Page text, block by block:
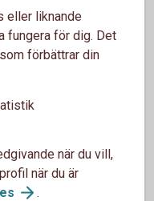
2 000 000 kr
eller liknande
fungera för dig. Det
förbättrar din
när du vill,
när du är
.